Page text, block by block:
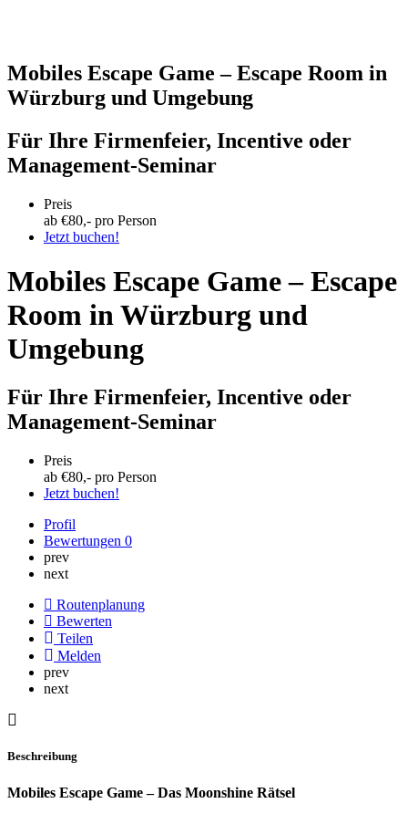
Mobiles Escape Game – Escape Room in
Würzburg und Umgebung
Für Ihre Firmenfeier, Incentive oder
Management-Seminar
Preis
ab €80,- pro Person
Jetzt buchen!
Mobiles Escape Game – Escape
Room in Würzburg und
Umgebung
Für Ihre Firmenfeier, Incentive oder
Management-Seminar
Preis
ab €80,- pro Person
Jetzt buchen!
Profil
Bewertungen 0
prev
next
Routenplanung
Bewerten
Teilen
Melden
prev
next
Beschreibung
Mobiles Escape Game – Das Moonshine Rätsel